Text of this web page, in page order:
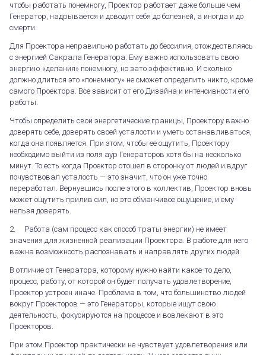
чтобы работать понемногу, Проектор работает даже больше чем
Генератор, надрывается и доводит себя до болезней, а иногда и до
смерти.
Для Проектора неправильно работать до бессилия, отождествляясь
с энергией Сакрала Генератора. Ему важно использовать свою
энергию «делания» понемногу, но зато эффективно. И сколько
должно длиться это «понемногу» не сможет определить никто, кроме
самого Проектора. Все зависит от его Дизайна и интенсивности его
работы.
Чтобы определить свои энергетические границы, Проектору важно
доверять себе, доверять своей усталости и уметь останавливаться,
когда она появляется. При этом, чтобы ее ощутить, Проектору
необходимо выйти из поля аур Генераторов хотя бы на несколько
минут. То есть когда Проектор отошел в сторонку от людей и вдруг
почувствовал усталость — это значит, что он уже точно
переработал. Вернувшись после этого в коллектив, Проектор вновь
может ощутить прилив сил, но это обманчивое ощущение, и ему
нельзя доверять.
2. Работа (сам процесс как способ траты энергии) не имеет
значения для жизненной реализации Проектора. В работе для него
важна возможность распознавать и направлять других людей.
В отличие от Генератора, которому нужно найти какое-то дело,
процесс, работу, от которой он будет получать удовлетворение,
Проектор устроен иначе. Проблема в том, что большинство людей
вокруг Проекторов — это Генераторы, которые ищут свою
деятельность, фокусируются на процессе и вовлекают в это
Проекторов.
При этом Проектор практически не чувствует удовлетворения или